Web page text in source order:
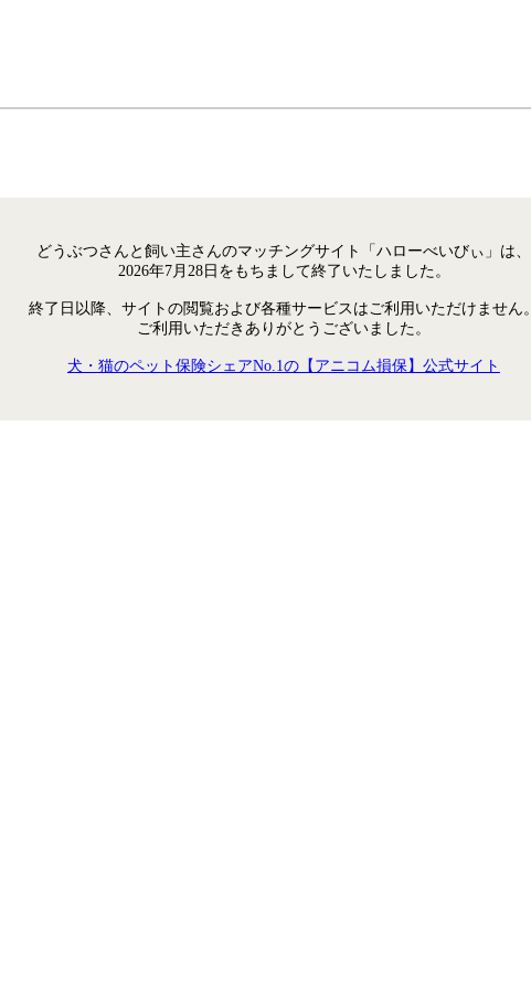
どうぶつさんと飼い主さんのマッチングサイト「ハローべいびぃ」は、
2026年7月28日をもちまして終了いたしました。
終了日以降、サイトの閲覧および各種サービスはご利用いただけません
ご利用いただきありがとうございました。
犬・猫のペット保険シェアNo.1の【アニコム損保】公式サイト